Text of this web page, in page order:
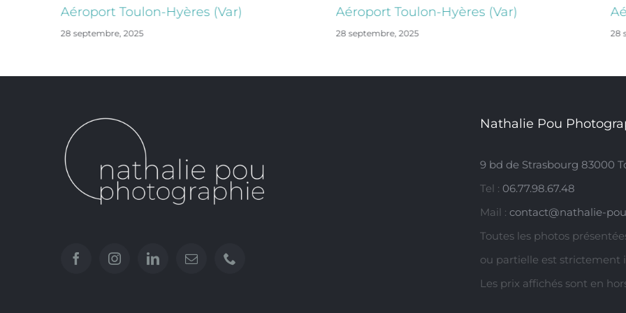
Aéroport Toulon-Hyères (Var)
28 septembre, 2025
Aéroport Toulon-Hyères (Var)
28 septembre, 2025 28
Nathalie Pou
9 bd de Strasbourg 83000
Tel : 06.77.98.67.48
Mail : contact@nathalie-
Toutes les photos
ou partielle est strictement
Les prix affichés sont en